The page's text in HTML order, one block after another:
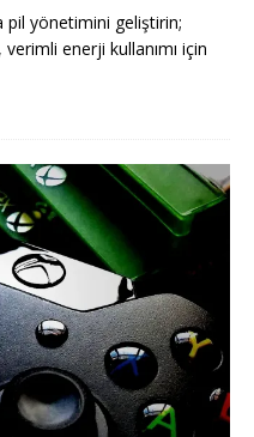
pil yönetimini geliştirin;
verimli enerji kullanımı için